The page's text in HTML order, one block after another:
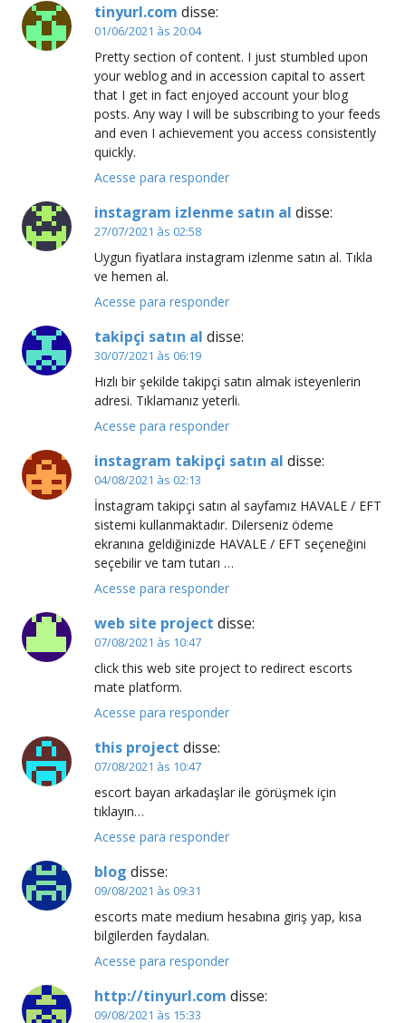
tinyurl.com disse:
01/06/2021 às 20:04
Pretty section of content. I just stumbled upon
your weblog and in accession capital to assert
that I get in fact enjoyed account your blog
posts. Any way I will be subscribing to your feeds
and even I achievement you access consistently
quickly.
Acesse para responder
instagram izlenme satın al disse:
27/07/2021 às 02:58
Uygun fiyatlara instagram izlenme satın al. Tıkla
ve hemen al.
Acesse para responder
takipçi satın al disse:
30/07/2021 às 06:19
Hızlı bir şekilde takipçi satın almak isteyenlerin
adresi. Tıklamanız yeterli.
Acesse para responder
instagram takipçi satın al disse:
04/08/2021 às 02:13
İnstagram takipçi satın al sayfamız HAVALE / EFT
sistemi kullanmaktadır. Dilerseniz ödeme
ekranına geldiğinizde HAVALE / EFT seçeneğini
seçebilir ve tam tutarı …
Acesse para responder
web site project disse:
07/08/2021 às 10:47
click this web site project to redirect escorts
mate platform.
Acesse para responder
this project disse:
07/08/2021 às 10:47
escort bayan arkadaşlar ile görüşmek için
tıklayın…
Acesse para responder
blog disse:
09/08/2021 às 09:31
escorts mate medium hesabına giriş yap, kısa
bilgilerden faydalan.
Acesse para responder
http://tinyurl.com disse:
09/08/2021 às 15:33